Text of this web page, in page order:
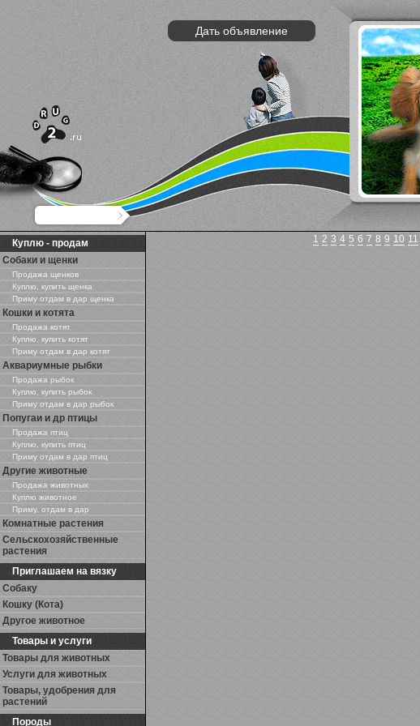
Дать объявление
1 2 3 4 5 6 7 8 9 10 11
Куплю - продам
Собаки и щенки
Продажа щенков
Куплю, купить щенка
Приму отдам в дар щенка
Кошки и котята
Продажа котят
Куплю, купить котят
Приму отдам в дар котят
Аквариумные рыбки
Продажа рыбок
Куплю, купить рыбок
Приму отдам в дар рыбок
Попугаи и др птицы
Продажа птиц
Куплю, купить птиц
Приму отдам в дар птиц
Другие животные
Продажа животных
Куплю животное
Приму, отдам в дар
Комнатные растения
Сельскохозяйственные
растения
Приглашаем на вязку
Собаку
Кошку (Кота)
Другое животное
Товары и услуги
Товары для животных
Услуги для животных
Товары, удобрения для
растений
Породы